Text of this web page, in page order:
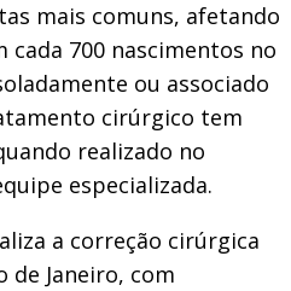
mais comuns, afetando
cada 700 nascimentos no
ou associado
cirúrgico tem
realizado no
especializada.
a correção cirúrgica
de Janeiro, com